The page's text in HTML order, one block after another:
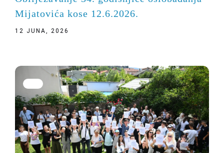
Mijatovića kose 12.6.2026.
12 JUNA, 2026